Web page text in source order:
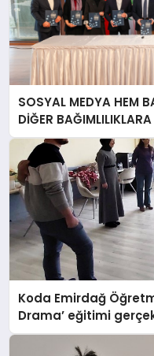
SOSYAL MEDYA HEM
DİĞER
Koda Emirdağ
Drama’ eğitimi